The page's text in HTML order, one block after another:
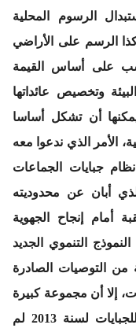
الرسوم المحلية
الرسم على الأراضي
على أساس القيمة
وتخصيص عائداتها
يمكنها أن تشكل أساسا
الأمر الذي ندعوا معه
جبايات الجماعات
المؤطر بالقانون رقم 47.06 الذي أبان عن محدوديته
أمام إنجاح الجهوية
التنموي الجديد
التوصيات الصادرة
إلا أن مجموعة كبيرة
من توصيات المناظرة الوطنية الثانية للجبايات لسنة 2013 لم